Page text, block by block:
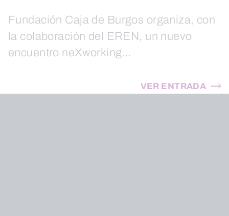
Fundación Caja de Burgos organiza, con
la colaboración del EREN, un nuevo
encuentro neXworking…
VER ENTRADA